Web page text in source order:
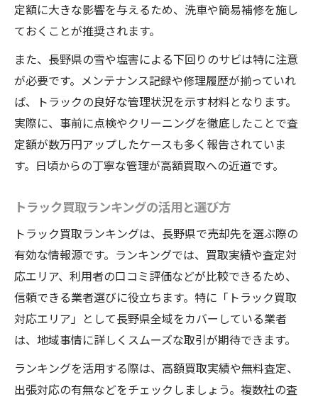
トラックの適正価格を知る情報収集の方法
交渉で納得価格を実現するトラック売却術
大型トラックの相場を踏まえた売却判断
大型トラック相場の最新動向と売却目安
トラック売却時に相場を見極めるポイント
トラック売りたい方が選ぶ時期の見極め
大型トラック買取ランキングの参考情報
売却成功事例に学ぶトラック高額買取法
トラック売却で高額実現した成功事例紹介
トラック買取ランキング上位の特徴を解説
実践者が選ぶトラック売却の工夫とポイン
ト
高額買取につながるトラック管理と整備法
トラック売却成功者の交渉術と体験談
定額に大きな影響を与えるため、洗車や簡易補修を施し
ておくことが推奨されます。
また、長野県の雪や塩害による下回りのサビは特に注意
が必要です。メンテナンス記録や修理履歴が揃っていれ
ば、トラックの良好な管理状況を示す材料となります。
実際に、事前に点検やクリーニングを徹底したことで査
定額が数万円アップしたケースも多く報告されていま
す。日頃からの丁寧な管理が高額買取への近道です。
トラック買取ランキングの活用と選び方
トラック買取ランキングは、長野県で売却先を選ぶ際の
有効な情報源です。ランキングでは、買取実績や査定対
応エリア、利用者の口コミ評価などが比較できるため、
信頼できる業者選びに役立ちます。特に「トラック買取
対応エリア」として長野県全域をカバーしている業者
は、地域事情に詳しくスムーズな取引が期待できます。
ランキングを活用する際は、高額買取実績や無料査定、
出張対応の有無などをチェックしましょう。複数社の査